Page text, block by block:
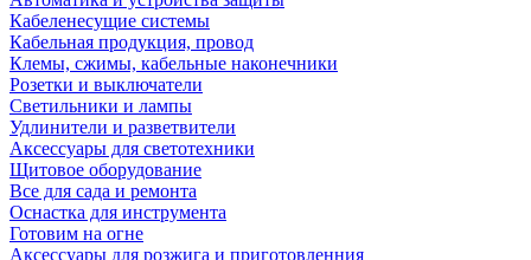
Кабеленесущие системы
Кабельная продукция, провод
Клемы, сжимы, кабельные наконечники
Розетки и выключатели
Светильники и лампы
Удлинители и разветвители
Аксессуары для светотехники
Щитовое оборудование
Все для сада и ремонта
Оснастка для инструмента
Готовим на огне
Аксессуары для розжига и приготовленния